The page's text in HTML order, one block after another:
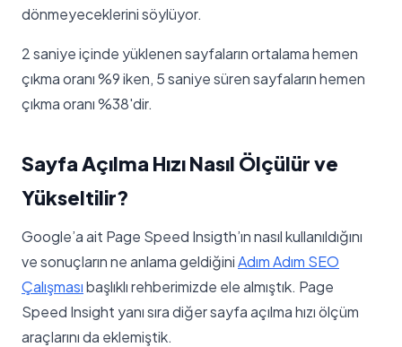
dönmeyeceklerini söylüyor.
2 saniye içinde yüklenen sayfaların ortalama hemen
çıkma oranı %9 iken, 5 saniye süren sayfaların hemen
çıkma oranı %38'dir.
Sayfa Açılma Hızı Nasıl Ölçülür ve
Yükseltilir?
Google’a ait Page Speed Insigth’ın nasıl kullanıldığını
ve sonuçların ne anlama geldiğiniAdım Adım SEO
Çalışmasıbaşlıklı rehberimizde ele almıştık. Page
Speed Insight yanı sıra diğer sayfa açılma hızı ölçüm
araçlarını da eklemiştik.